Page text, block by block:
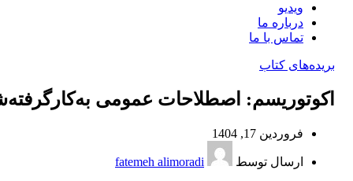
ویدیو
درباره‌ ما
تماس با ما
بریده‌های کتاب
اکوتوریسم: اصطلاحات عمومی
فروردین 17, 1404
ارسال توسط fatemeh alimoradi